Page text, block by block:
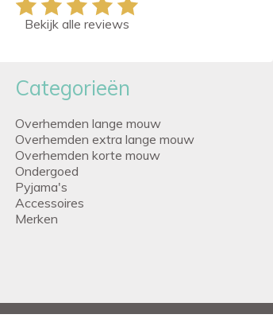
Bekijk alle reviews
Categorieën
Overhemden lange mouw
Overhemden extra lange mouw
Overhemden korte mouw
Ondergoed
Pyjama's
Accessoires
Merken